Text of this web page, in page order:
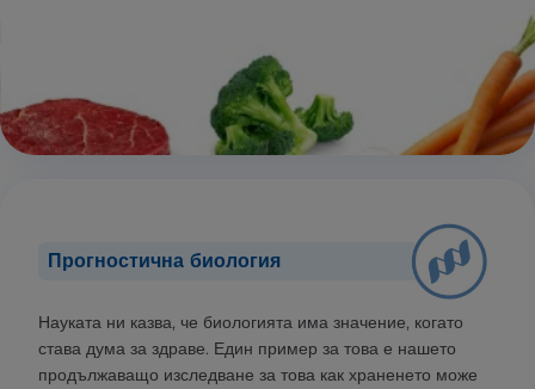
Прогностична биология
Науката ни казва, че биологията има значение, когато
става дума за здраве. Един пример за това е нашето
продължаващо изследване за това как храненето може